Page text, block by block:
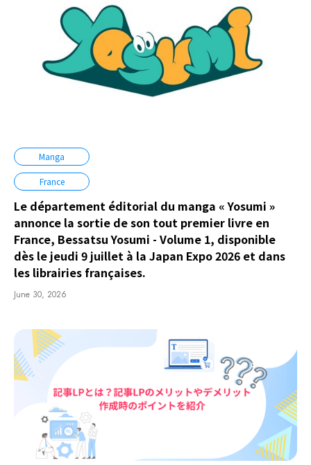
Manga
France
Le département éditorial du manga « Yosumi »
annonce la sortie de son tout premier livre en
France, Bessatsu Yosumi - Volume 1, disponible
dès le jeudi 9 juillet à la Japan Expo 2026 et dans
les librairies françaises.
June 30, 2026